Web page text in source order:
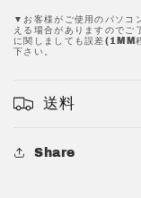
▼お客様がご使用のパソコ
える場合がありますのでご
に関しましても誤差(1MM
下さい。
送料
Share